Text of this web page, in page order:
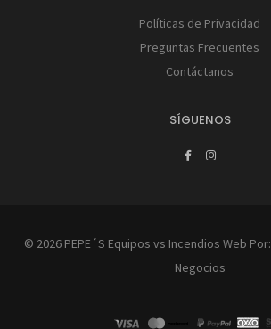
Políticas de Privacidad
Preguntas Frecuentes
Contáctanos
SÍGUENOS
© 2026 PEPE´S Equipos vs Incendios Web Por:
Negocios